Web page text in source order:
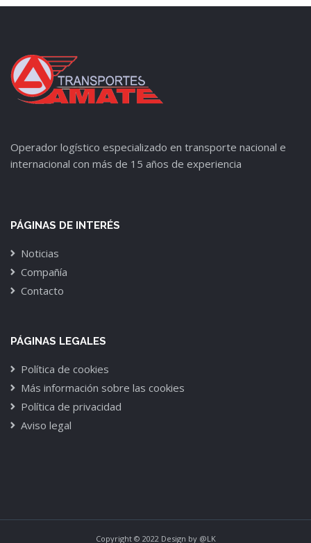
Operador logístico especializado en transporte nacional e
internacional con más de 15 años de experiencia
PÁGINAS DE INTERÉS
Noticias
Compañía
Contacto
PÁGINAS LEGALES
Política de cookies
Más información sobre las cookies
Política de privacidad
Aviso legal
Copyright © 2022 Design by @LK